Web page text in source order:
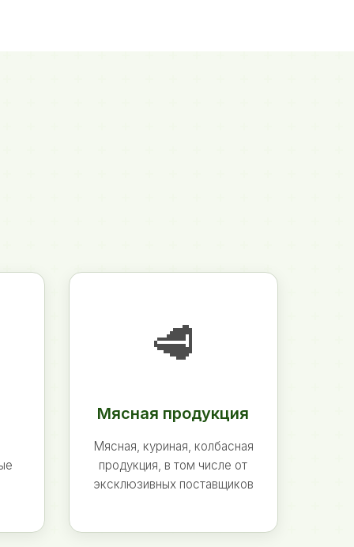
🥩
Мясная продукция
Мясная, куриная, колбасная
продукция, в том числе от
эксклюзивных поставщиков